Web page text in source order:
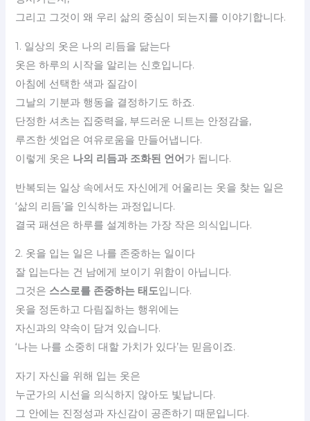
그리고 그것이 왜 우리 삶의 중심이 되는지를 이야기합니다.
1. 일상의 옷은 나의 리듬을 닮는다
옷은 하루의 시작을 알리는 신호입니다.
아침에 선택한 색과 질감이
그날의 기분과 행동을 결정하기도 하죠.
단정한 셔츠는 집중력을, 부드러운 니트는 안정감을,
루즈한 셋업은 여유로움을 만들어냅니다.
이렇게 옷은 나의 리듬과 조화된 언어 가 됩니다.
반복되는 일상 속에서도 자신에게 어울리는 옷을 찾는 일은
‘삶의 리듬’을 인식하는 과정입니다.
결국 패션은 하루를 설계하는 가장 작은 의식입니다.
2. 옷을 입는 일은 나를 존중하는 일이다
잘 입는다는 건 남에게 보이기 위함이 아닙니다.
그것은 스스로를 존중하는 태도입니다.
옷을 정돈하고 다림질하는 행위에는
자신과의 약속이 담겨 있습니다.
‘나는 나를 소중히 대할 가치가 있다’는 믿음이죠.
자기 자신을 위해 입는 옷은
누군가의 시선을 의식하지 않아도 빛납니다.
그 안에는 진정성과 자신감이 공존하기 때문입니다.